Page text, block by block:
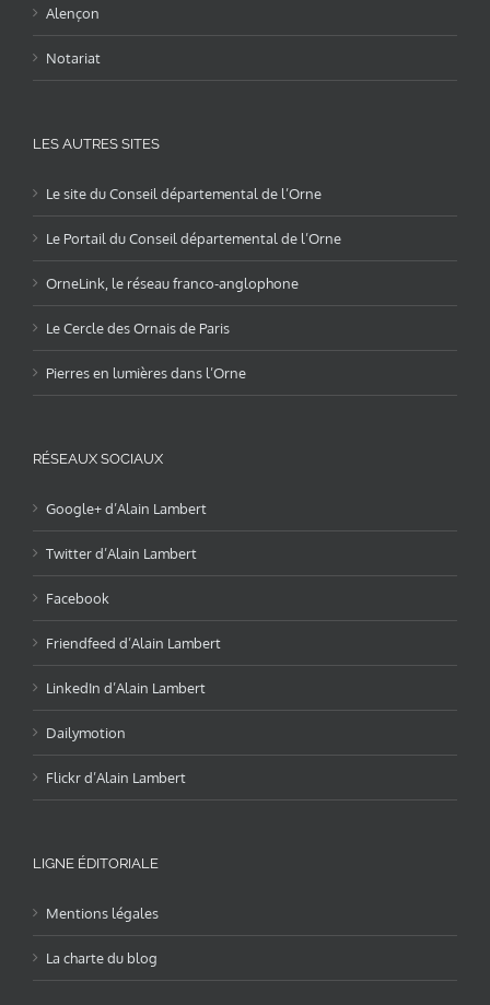
Alençon
Notariat
LES AUTRES SITES
Le site du Conseil départemental de l’Orne
Le Portail du Conseil départemental de l’Orne
OrneLink, le réseau franco-anglophone
Le Cercle des Ornais de Paris
Pierres en lumières dans l’Orne
RÉSEAUX SOCIAUX
Google+ d’Alain Lambert
Twitter d’Alain Lambert
Facebook
Friendfeed d’Alain Lambert
LinkedIn d’Alain Lambert
Dailymotion
Flickr d’Alain Lambert
LIGNE ÉDITORIALE
Mentions légales
La charte du blog